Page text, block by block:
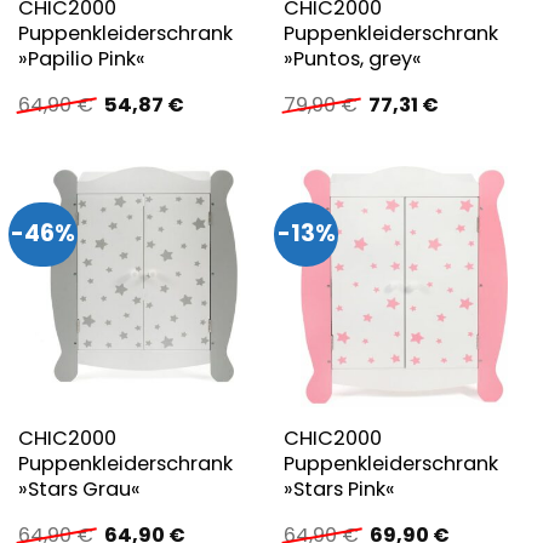
CHIC2000
Puppenkleiderschrank
»Papilio Pink«
64,90€ Ursprünglicher
Preis
64,90 €
54,87 €Aktueller
CHIC2000
Puppenkleiderschrank
»Puntos, grey«
79,90€ Ursprünglicher
Preis
77,31 €Aktueller
-46%
CHIC2000
Puppenkleiderschrank
»Stars Grau«
64,90€ Ursprünglicher
64,90 €Aktueller
-13%
CHIC2000
Puppenkleiderschrank
»Stars Pink«
64,90€ Ursprünglicher
69,90 €Aktueller